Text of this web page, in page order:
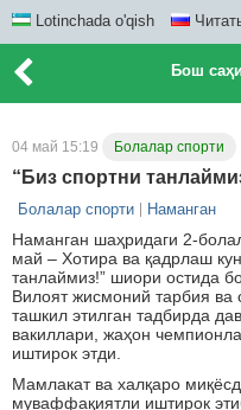
Lotinchada o'qish
Бош
04 май 15:19 Болалар спорти
“Биз спортни
Болалар спорти Наманган
Наманган шаҳридаги 2-
май – Хотира ва қадрлаш
танлаймиз!” шиори остида
Вилоят жисмоний тарбия
ташкил этилган тадбирда
вакиллари, жаҳон
иштирок этди.
Мамлакат ва халқаро
муваффақиятли иштирок